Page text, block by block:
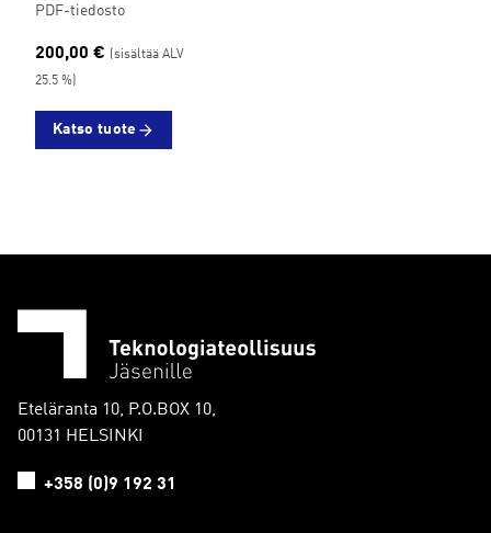
PDF-tiedosto
200,00 € (sisältää ALV
25.5 %)
Katso tuote
Eteläranta 10, P.O.BOX 10,
00131 HELSINKI
+358 (0)9 192 31